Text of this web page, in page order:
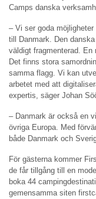
Camps danska
– Vi ser goda
till Danmark. Den
väldigt fragmenterad. En
Det finns stora
samma flagg. Vi kan
arbetet med att
expertis, säger Johan
– Danmark är också en
övriga Europa. Med
både Danmark och
För gästerna kommer
de får tillgång till en
boka 44
gemensamma siten